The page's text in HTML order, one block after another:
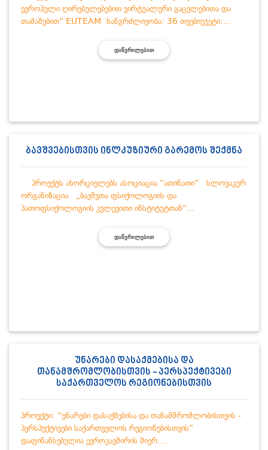
ევროპული ღირებულებებით ვირტუალური გაცვლებითა და
თამაშებით“ EUTEAM ხანგრძლივობა: 36 თვებიუჯეტი:...
ᲓᲐᲬᲕᲠᲘᲚᲔᲑᲘᲗ
ბავშვებისთვის ინლკუზიური გარემოს შექმნა
პროექტს ახორციელებს ასოციაცია “ათინათი“ სლოვაკურ
ორგანიზაცია „ბავშვთა ფსიქოლოგიის და
პათოფსიქოლოგიის კვლევითი ინსტიტუტთან“...
ᲓᲐᲬᲕᲠᲘᲚᲔᲑᲘᲗ
უნარები დასაქმებისა და
თანამშრომლობისთვის - პერსპექტივები
საქართველოს რეგიონებისთვის
პროექტი: “უნარები დასაქმებისა და თანამშრომლობისთვის -
პერსპექტივები საქართველოს რეგიონებისთვის”
დაფინანსებულია ევროკავშირის მიერ....